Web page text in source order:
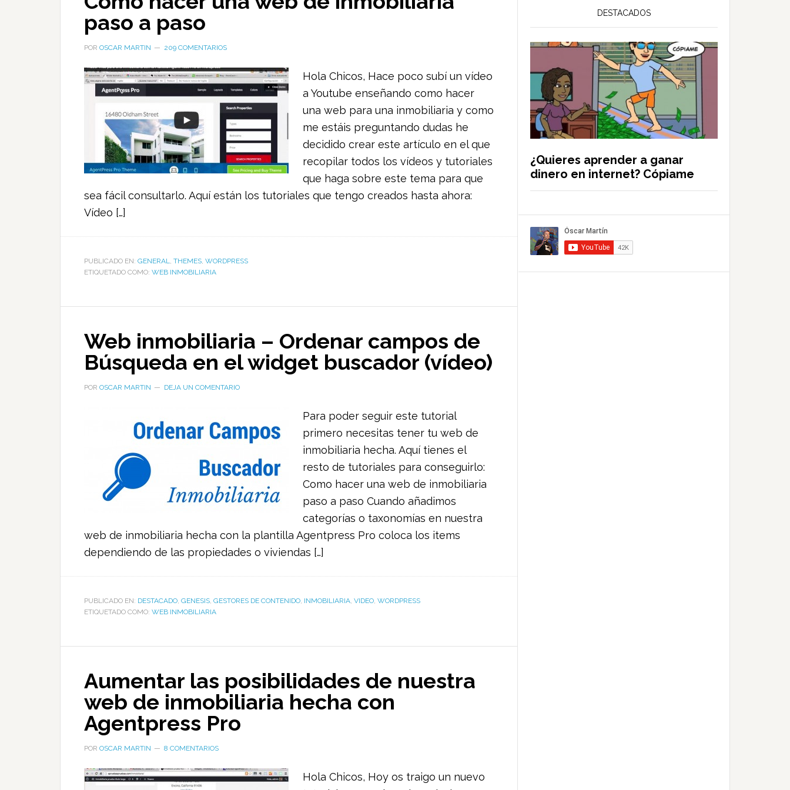
paso a paso
POR OSCAR MARTIN 209 COMENTARIOS
Hola Chicos, Hace poco subí un vídeo
a Youtube enseñando como hacer
una web para una inmobiliaria y como
me estáis preguntando dudas he
decidido crear este artículo en el que
recopilar todos los vídeos y tutoriales
que haga sobre este tema para que
sea fácil consultarlo. Aquí están los tutoriales que tengo creados hasta ahora:
Vídeo […]
PUBLICADO EN: GENERAL, THEMES, WORDPRESS
ETIQUETADO COMO: WEB INMOBILIARIA
Web inmobiliaria – Ordenar campos de
Búsqueda en el widget buscador (vídeo)
POR OSCAR MARTIN DEJA UN COMENTARIO
Para poder seguir este tutorial
primero necesitas tener tu web de
inmobiliaria hecha. Aquí tienes el
resto de tutoriales para conseguirlo:
Como hacer una web de inmobiliaria
paso a paso Cuando añadimos
categorías o taxonomías en nuestra
web de inmobiliaria hecha con la plantilla Agentpress Pro coloca los items
dependiendo de las propiedades o viviendas […]
PUBLICADO EN: DESTACADO, GENESIS, GESTORES DE CONTENIDO, INMOBILIARIA, VIDEO, WORDPRESS
ETIQUETADO COMO: WEB INMOBILIARIA
Aumentar las posibilidades de nuestra
web de inmobiliaria hecha con
Agentpress Pro
POR OSCAR MARTIN 8 COMENTARIOS
Hola Chicos, Hoy os traigo un nuevo
DESTACADOS
¿Quieres aprender a ganar
dinero en internet? Cópiame